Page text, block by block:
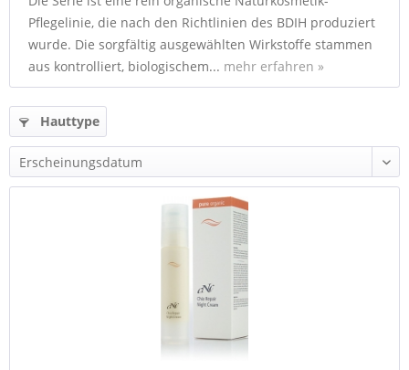
Pflegelinie, die nach den Richtlinien des BDIH produziert
wurde. Die sorgfältig ausgewählten Wirkstoffe stammen
aus kontrolliert, biologischem... mehr erfahren »
Hauttype
und mehr